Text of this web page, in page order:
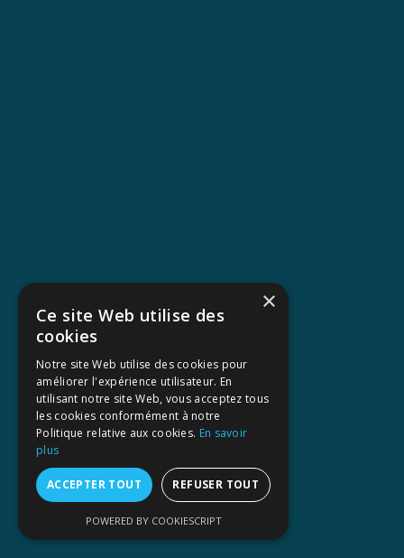
×
Ce site Web utilise des
cookies
Notre site Web utilise des cookies pour
améliorer l'expérience utilisateur. En
utilisant notre site Web, vous acceptez tous
les cookies conformément à notre
Politique relative aux cookies. En savoir
plus
ACCEPTER TOUT REFUSER TOUT
POWERED BY COOKIESCRIPT